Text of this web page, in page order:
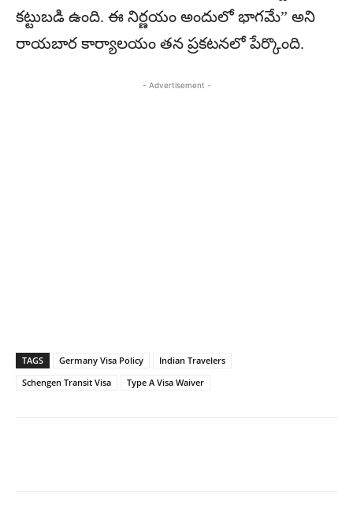
కట్టుబడి ఉంది. ఈ నిర్ణయం అందులో భాగమే” అని
రాయబార కార్యాలయం తన ప్రకటనలో పేర్కొంది.
- Advertisement -
TAGS Germany Visa Policy
Indian Travelers
Schengen Transit Visa
Type A Visa Waiver